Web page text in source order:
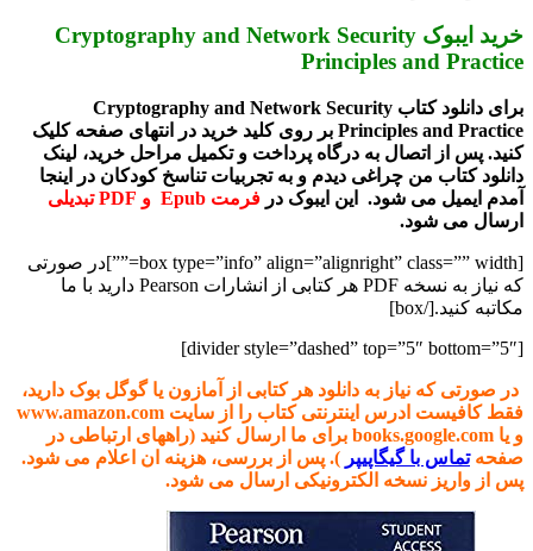
خرید ایبوک Cryptography and Network Security
Principles and Practice
برای دانلود کتاب Cryptography and Network Security
Principles and Practice بر روی کلید خرید در انتهای صفحه کلیک
کنید. پس از اتصال به درگاه پرداخت و تکمیل مراحل خرید، لینک
دانلود کتاب من چراغی دیدم و به تجربیات تناسخ کودکان در اینجا
آمدم ایمیل می شود. این ایبوک در فرمت Epub و PDF تبدیلی
ارسال می شود.
[box type=”info” align=”alignright” class=”” width=””]در صورتی
که نیاز به نسخه PDF هر کتابی از انشارات Pearson دارید با ما
مکاتبه کنید.[/box]
[divider style=”dashed” top=”5″ bottom=”5″]
در صورتی که نیاز به دانلود هر کتابی از آمازون یا گوگل بوک دارید،
فقط کافیست ادرس اینترنتی کتاب را از سایت www.amazon.com
و یا books.google.com برای ما ارسال کنید (راههای ارتباطی در
صفحهتماس با گیگاپیپر ). پس از بررسی، هزینه ان اعلام می شود.
پس از واریز نسخه الکترونیکی ارسال می شود.